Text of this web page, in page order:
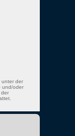
unter der
und/oder
der